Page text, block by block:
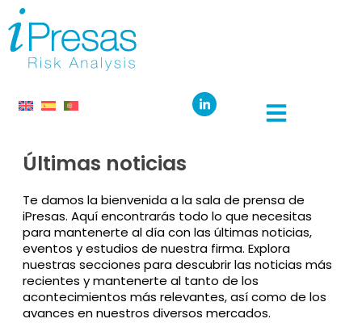
Últimas noticias
Te damos la bienvenida a la sala de prensa de
iPresas. Aquí encontrarás todo lo que necesitas
para mantenerte al día con las últimas noticias,
eventos y estudios de nuestra firma. Explora
nuestras secciones para descubrir las noticias más
recientes y mantenerte al tanto de los
acontecimientos más relevantes, así como de los
avances en nuestros diversos mercados.